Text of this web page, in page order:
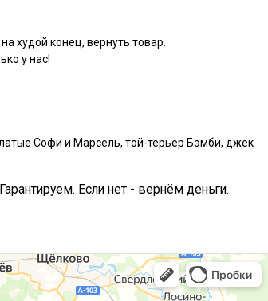
худой конец, вернуть товар.
у нас!
Софи и Марсель, той-терьер Бэмби, джек
Если нет - вернём деньги.